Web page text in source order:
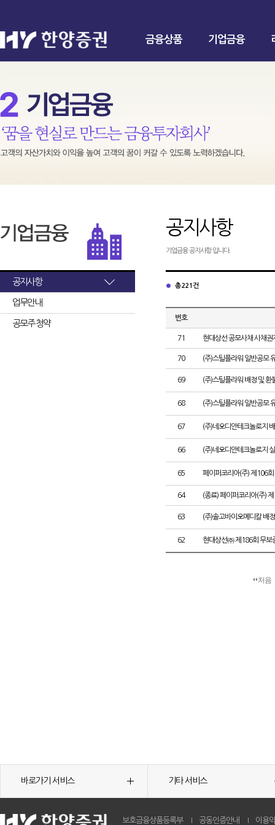
금융상품 기업금융
공지사항
업무안내
공모주 청약
공지사항
기업금융 공지사항 입니다.
총 221건
번호
71 현대상선 공모사채 사채권
70 (주)스틸플라워 일반공모
69 (주)스틸플라워 배정 및 환
68 (주)스틸플라워 일반공모
67 (주)네오디안테크놀로지
66 (주)네오디안테크놀로지
65 페이퍼코리아(주) 제106
64 (종료) 페이퍼코리아(주)
63 (주)솔고바이오메디칼 배
62 현대상선㈜ 제186회 무보
처음
바로가기 서비스 기타 서비스
보호금융상품등록부 공동인증안내 이용